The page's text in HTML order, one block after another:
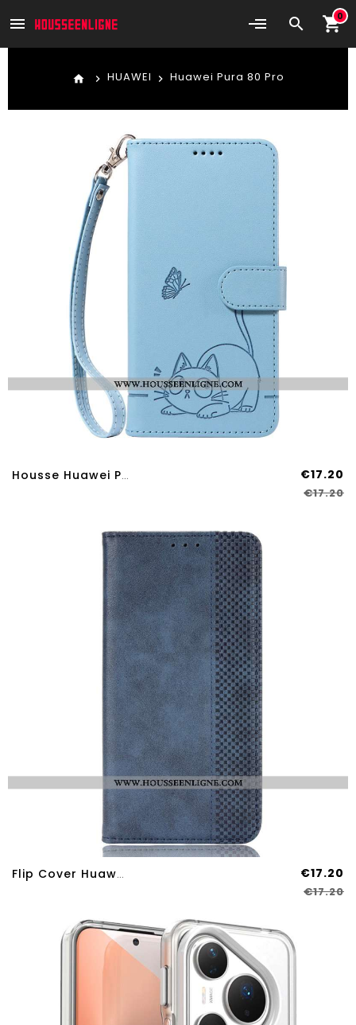
search shopping_cart
0
menu
home HUAWEI Huawei Pura 80 Pro
Housse Huawei Pura 80 Pro Chat Graphique À Lnaière €17.20
€17.20
Flip Cover Huawei Pura 80 Pro Frise Vintage €17.20
€17.20